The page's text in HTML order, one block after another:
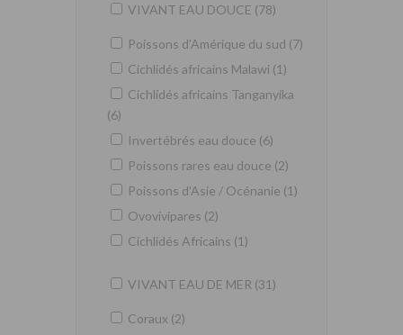
VIVANT EAU DOUCE (78)
Poissons d'Amérique du sud (7)
Cichlidés africains Malawi (1)
Cichlidés africains Tanganyika
(6)
Invertébrés eau douce (6)
Poissons rares eau douce (2)
Poissons d'Asie / Océnanie (1)
Ovovivipares (2)
Cichlidés Africains (1)
VIVANT EAU DE MER (31)
Coraux (2)